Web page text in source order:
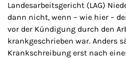
Landesarbeitsgericht (LAG)
dann nicht, wenn – wie hier –
vor der Kündigung durch den
krankgeschrieben war. Anders
Krankschreibung erst nach